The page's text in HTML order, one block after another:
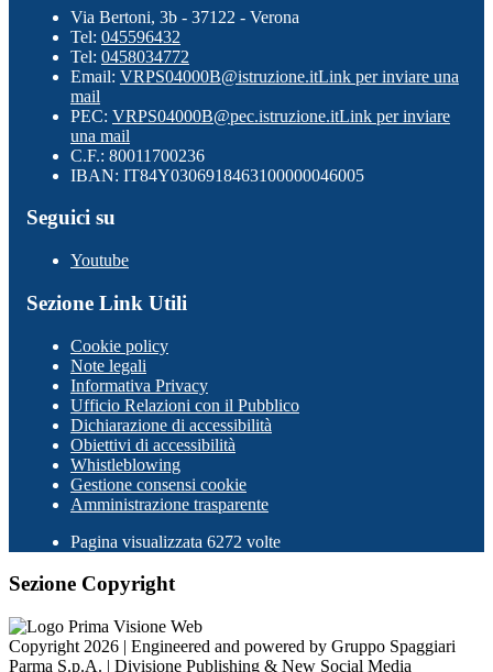
Via Bertoni, 3b - 37122 - Verona
Tel: 045596432
Tel: 0458034772
Email: VRPS04000B@istruzione.itLink per inviare una
mail
PEC: VRPS04000B@pec.istruzione.itLink per inviare
una mail
C.F.: 80011700236
IBAN: IT84Y0306918463100000046005
Seguici su
Youtube
Sezione Link Utili
Cookie policy
Note legali
Informativa Privacy
Ufficio Relazioni con il Pubblico
Dichiarazione di accessibilità
Obiettivi di accessibilità
Whistleblowing
Gestione consensi cookie
Amministrazione trasparente
Pagina visualizzata 6272 volte
Sezione Copyright
Copyright 2026 | Engineered and powered by Gruppo Spaggiari
Parma S.p.A. | Divisione Publishing & New Social Media